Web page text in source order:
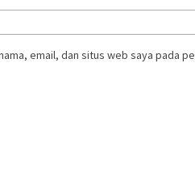
email, dan situs web saya pada